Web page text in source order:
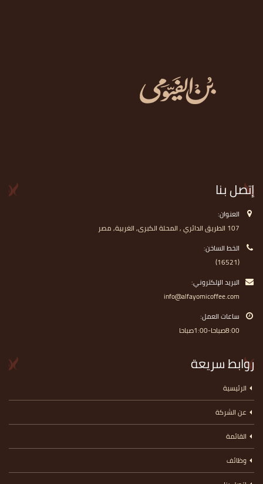
إتصل بنا
العنوان:
107 الطريق الدائري , المحلة الكبرى, الغربية, مصر
الخط الساخن:
(16521)
البريد الإلكتروني:
info@alfayomicoffee.com
ساعات العمل:
8:00صباحا-1:00صباحا
روابط سريعة
الرئيسية
عن الشركة
القائمة
وظائف